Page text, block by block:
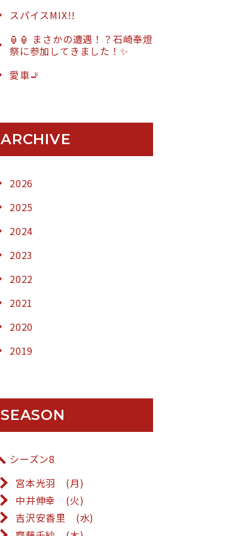
スパイスMIX!!
🏮🏮 まさかの遭遇！？石崎奉燈
祭に参加してきました！✨
愛車🚬
ARCHIVE
2026
2025
2024
2023
2022
2021
2020
2019
SEASON
シーズン8
宮本光羽 (月)
中井伸幸 (火)
吉沢安香里 (水)